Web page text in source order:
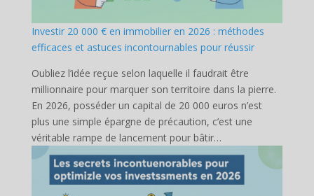
Investir 20 000 € en immobilier en 2026 : méthodes
efficaces et astuces incontournables pour réussir
Oubliez l’idée reçue selon laquelle il faudrait être
millionnaire pour marquer son territoire dans la pierre.
En 2026, posséder un capital de 20 000 euros n’est
plus une simple épargne de précaution, c’est une
véritable rampe de lancement pour bâtir…